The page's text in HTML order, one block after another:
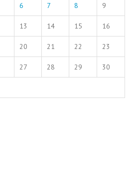
6 7 8 9
13 14 15 16
20 21 22 23
27 28 29 30